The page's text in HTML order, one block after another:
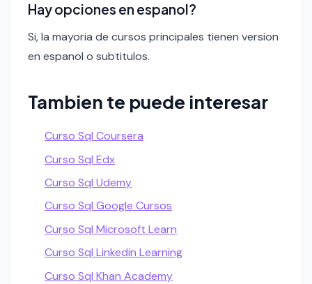
Hay opciones en espanol?
Si, la mayoria de cursos principales tienen version
en espanol o subtitulos.
Tambien te puede interesar
Curso Sql Coursera
Curso Sql Edx
Curso Sql Udemy
Curso Sql Google Cursos
Curso Sql Microsoft Learn
Curso Sql Linkedin Learning
Curso Sql Khan Academy